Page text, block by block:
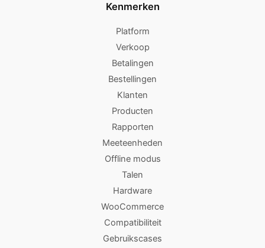
Kenmerken
Platform
Verkoop
Betalingen
Bestellingen
Klanten
Producten
Rapporten
Meeteenheden
Offline modus
Talen
Hardware
WooCommerce
Compatibiliteit
Gebruikscases